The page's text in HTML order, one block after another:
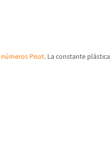
números Pisot. La constante plástica